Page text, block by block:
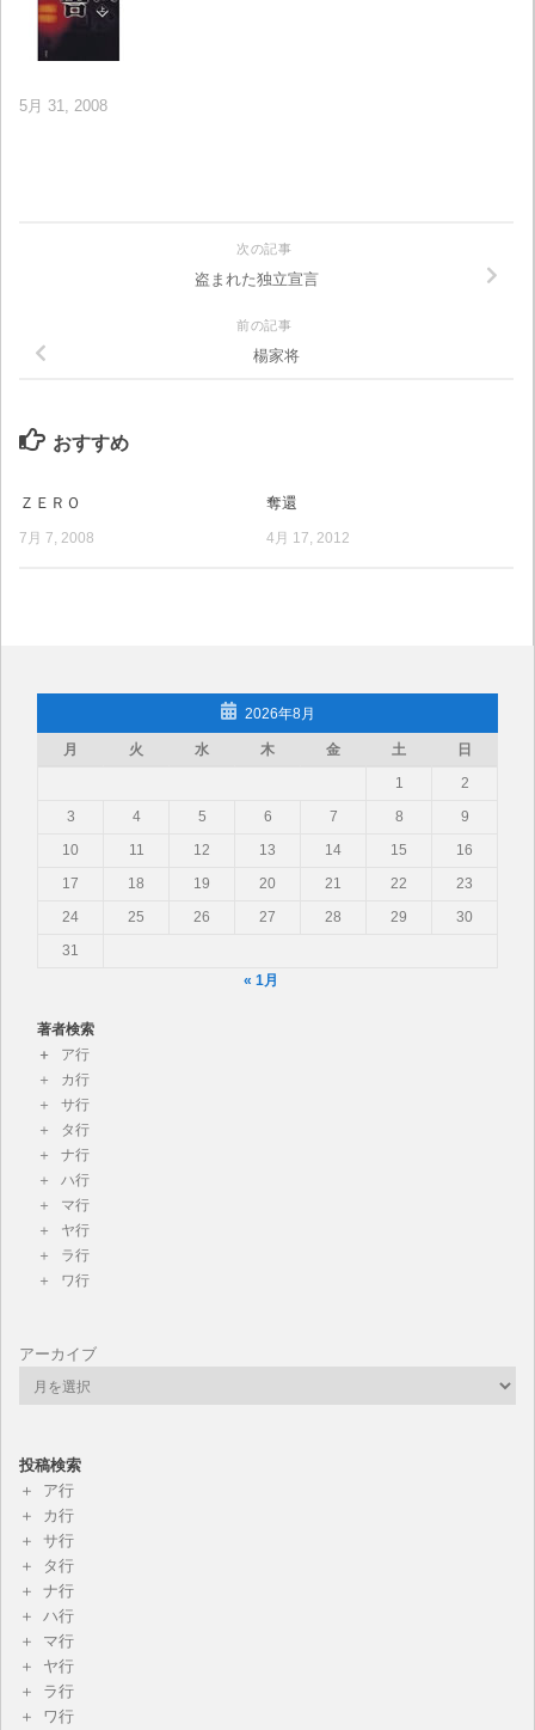
5月 31, 2008
次の記事
盗まれた独立宣言
前の記事
楊家将
おすすめ
ＺＥＲＯ
7月 7, 2008
奪還
4月 17, 2012
2026年8月
月 火 水 木 金 土
日
1
2
3
4 5 6 7 8
9
10
11 12 13 14 15
16
17
18 19 20 21 22
23
24
25 26 27 28 29
30
31
« 1月
著者検索
ア行
カ行
サ行
タ行
ナ行
ハ行
マ行
ヤ行
ラ行
ワ行
アーカイブ
投稿検索
ア行
カ行
サ行
タ行
ナ行
ハ行
マ行
ヤ行
ラ行
ワ行